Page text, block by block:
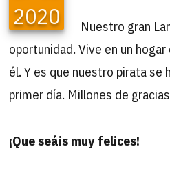
2020
Nuestro gran
oportunidad. Vive en un
él. Y es que nuestro pirata se
primer día. Millones de
¡Que seáis muy felices!